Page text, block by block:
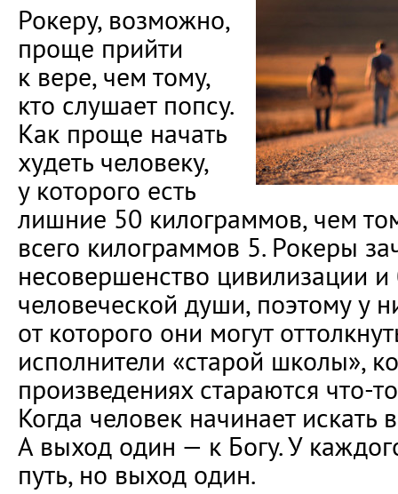
Рокеру, возможно,
проще прийти
к вере, чем тому,
кто слушает попсу.
Как проще начать
худеть человеку,
у которого есть
лишние 50 килограммов, чем
всего килограммов 5. Рокеры
несовершенство цивилизации и
человеческой души, поэтому у
от которого они могут
исполнители «старой школы»,
произведениях стараются что-
Когда человек начинает искать
А выход один — к Богу. У
путь, но выход один.